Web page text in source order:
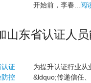
开始前，李春... 阅
山东省认证人
为提升认证行业从
&ldquo;传递信任